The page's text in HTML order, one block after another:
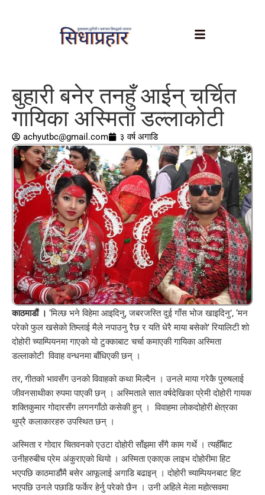
बुहारी बनेर तनहुँ आईन् चर्चित
गायिका अस्मिता डल्लाकोटी
achyutbc@gmail.com ३ वर्ष अगाडि
काठमाडौं । ‘मिल्छ भने विहेमा आइदिनु, जबरजस्ति दुई गाँस भोज खाइदिनु’, ‘मन
परेको फुल खसेको तिम्लाई मैले नपाउनु रैछ र यति धेरै माया बसेको’ रियालिटी शो
दोहोरी च्याम्पियनमा गाएको यो टुक्काबाट चर्चा कमाएकी गायिका अस्मिता
डल्लाकोटी विवाह वन्धनमा बाँधिएकी छन् ।
तर, गीतको भावसँग उनको विवाहको कथा मिल्दैन । उनले माया गरेकै पुरुषलाई
जीवनसाथीका रुपमा पाएकी छन् । अस्मिताले सात वर्षदेखिका प्रेमी दोहोरी गायक
शक्तिकुमार गोदारसँग लगनगाँठो कसेकी हुन् । विवाहमा लोकदोहोरी क्षेत्रका
थुप्रै कलाकारहरु उपस्थित छन् ।
अस्मिता र गोदार चितवनको एउटा दोहोरी साँझमा सँगै काम गर्थे । त्यहीँबाट
उनीहरुबीच प्रेम अंकुराएको थियो । अस्मिता एकाएक लाइभ दोहोरीमा हिट
भएपछि काठमाडौंमै बसेर आफूलाई अगाडि बढाइन् । दोहोरी च्याम्पियनबाट हिट
भएपछि उनले पछाडि फर्केर हेर्नु परेको छैन । उनी अहिले मेला महोत्सवमा